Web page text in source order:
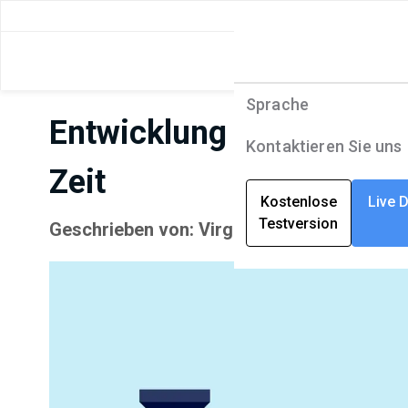
Produkte
Lösungen
Unternehmen
Ressourcen
Sprache
English
Deutsch
Français
Sprache
Kontaktieren Sie uns
Kostenlose
Testversion
Live
Entwicklung der
Zeit
Geschrieben von: Virginia Shram |